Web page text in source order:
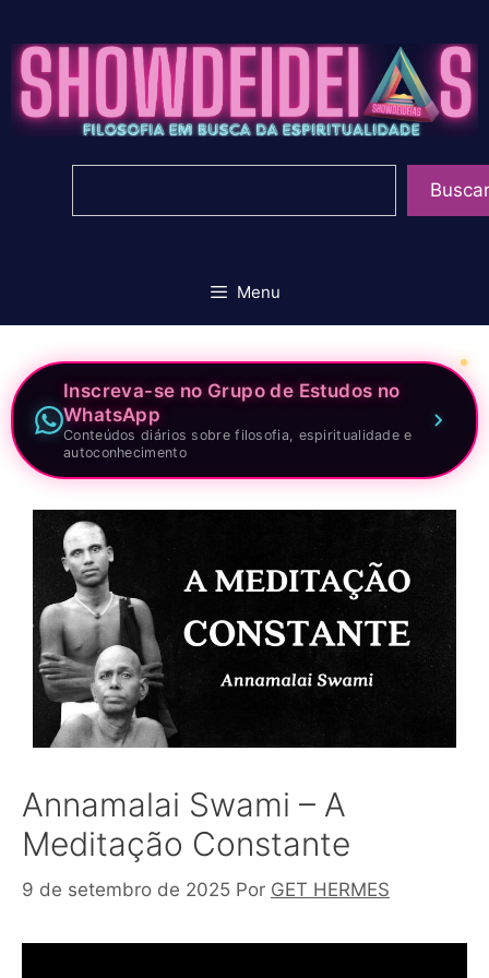
para
conteúdo
Buscar
Menu
Inscreva-se no Grupo de Estudos no
WhatsApp
Conteúdos diários sobre filosofia, espiritualidade e
autoconhecimento
Annamalai Swami – A
Meditação Constante
9 de setembro de 2025 Por GET HERMES